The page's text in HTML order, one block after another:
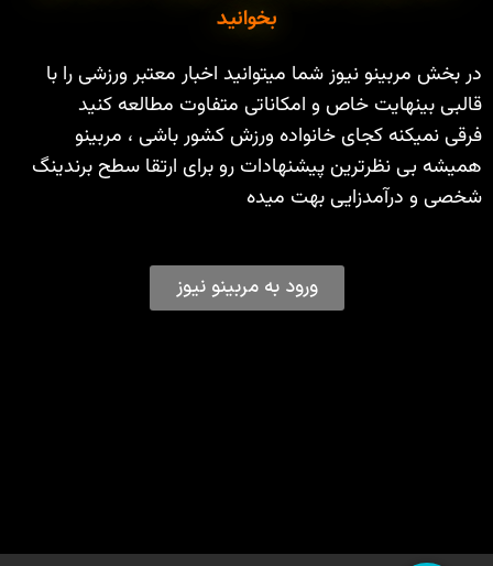
بخوانید
در بخش مربینو نیوز شما میتوانید اخبار معتبر ورزشی را با
قالبی بینهایت خاص و امکاناتی متفاوت مطالعه کنید
فرقی نمیکنه کجای خانواده ورزش کشور باشی ، مربینو
همیشه بی نظرترین پیشنهادات رو برای ارتقا سطح برندینگ
شخصی و درآمدزایی بهت میده
ورود به مربینو نیوز